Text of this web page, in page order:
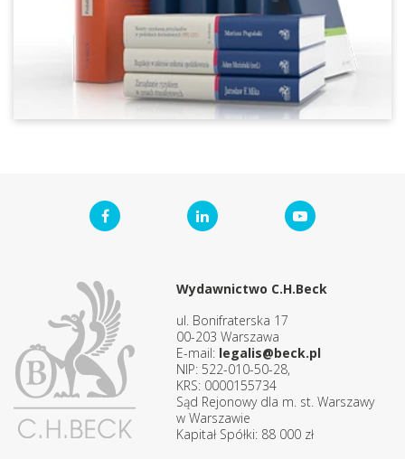
Wydawnictwo C.H.Beck
ul. Bonifraterska 17
00-203 Warszawa
E-mail: legalis@beck.pl
NIP: 522-010-50-28,
KRS: 0000155734
Sąd Rejonowy dla m. st. Warszawy
w Warszawie
Kapitał Spółki: 88 000 zł